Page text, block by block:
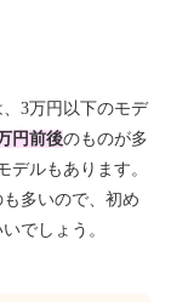
3万円以下のモデ
円前後のものが多
デルもあります。
多いので、初め
でしょう。